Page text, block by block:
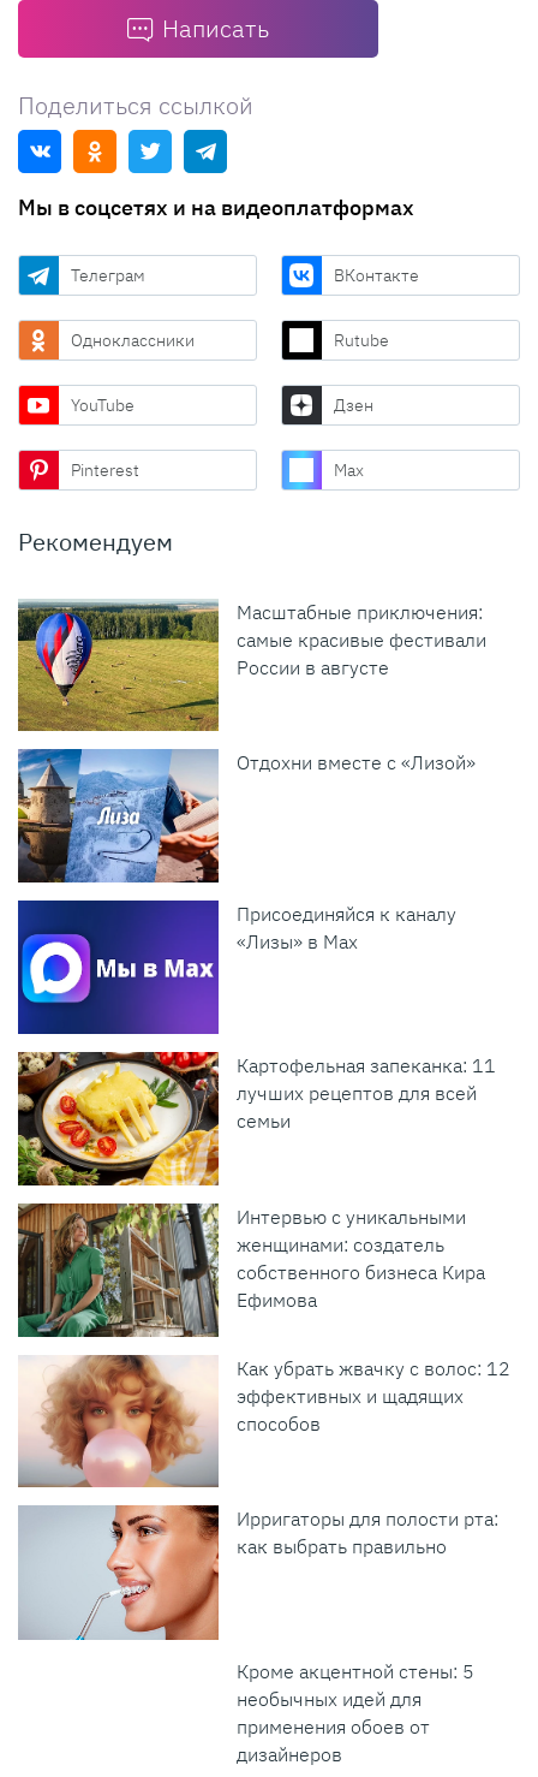
Написать
Поделиться ссылкой
Мы в соцсетях и на видеоплатформах
Телеграм ВКонтакте
Одноклассники Rutube
YouTube Дзен
Pinterest Max
Рекомендуем
Масштабные приключения:
самые красивые фестивали
России в августе
Отдохни вместе с «Лизой»
Присоединяйся к каналу
«Лизы» в Max
Картофельная запеканка: 11
лучших рецептов для всей
семьи
Интервью с уникальными
женщинами: создатель
собственного бизнеса Кира
Ефимова
Как убрать жвачку с волос: 12
эффективных и щадящих
способов
Ирригаторы для полости рта:
как выбрать правильно
Кроме акцентной стены: 5
необычных идей для
применения обоев от
дизайнеров